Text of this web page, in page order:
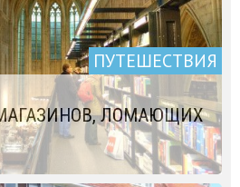
ПУТЕШЕСТВИЯ
ЛОМАЮЩИХ